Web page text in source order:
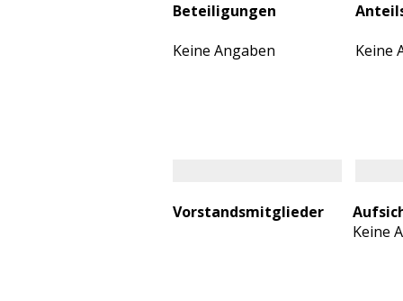
Beteiligungen
Keine Angaben
Keine
Vorstandsmitglieder
Keine